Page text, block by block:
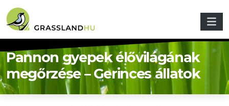
Pannon gyepek élővilágának
megőrzése – Gerinces állatok